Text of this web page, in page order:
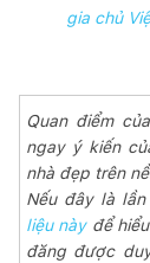
gia chủ
Quan điểm
ngay ý kiến
nhà đẹp trên
Nếu đây là
liệu nàyđể hiểu
đăng được